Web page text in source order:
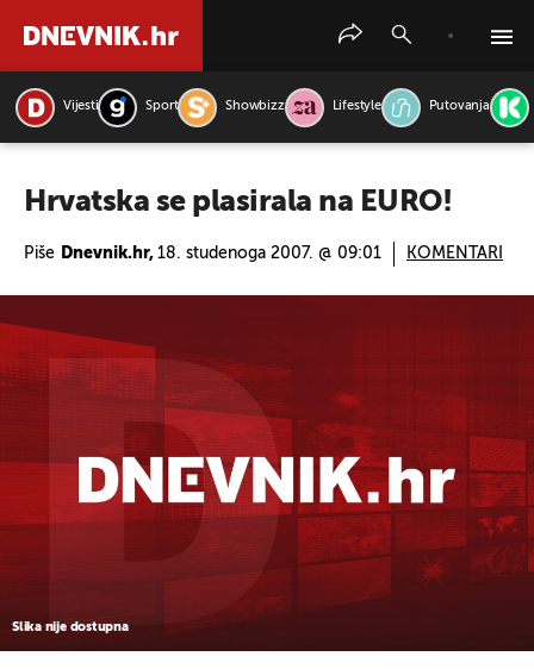
Vijesti Sport Showbizz Lifestyle Putovanja
Hrvatska se plasirala na EURO!
Piše Dnevnik.hr, 18. studenoga 2007. @ 09:01 KOMENTARI
Slika nije dostupna
PRETRAŽITE VIJESTI